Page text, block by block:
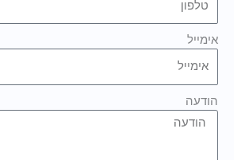
אימייל
הודעה